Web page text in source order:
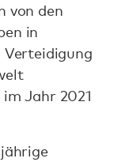
von den
in
Verteidigung
Jahr 2021